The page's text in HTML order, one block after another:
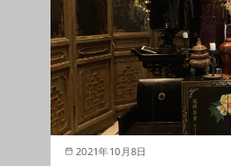
2021年10月8日